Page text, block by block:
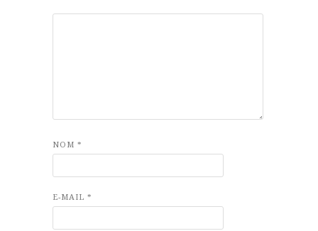
NOM *
E-MAIL *